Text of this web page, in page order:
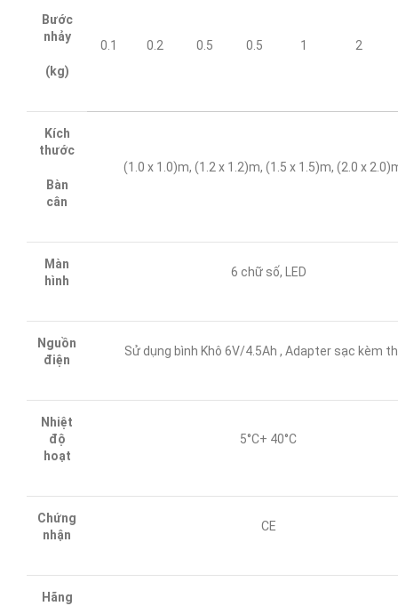
Bước
nhảy
(kg)
0.1 0.2 0.5 0.5 1 2
Kích
thước
Bàn
cân
(1.0 x 1.0)m, (1.2 x 1.2)m, (1.5 x 1.5)m, (2.0 x
Màn
hình
6 chữ số, LED
Nguồn
điện
Sử dụng bình Khô 6V/4.5Ah , Adapter sạc kèm
Nhiệt
độ
hoạt
5°C+ 40°C
Chứng
nhận
CE
Hãng